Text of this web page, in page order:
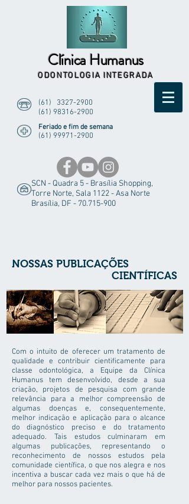
Clínica Humanus
ODONTOLOGIA INTEGRADA
SCN - Quadra 5 - Brasília Shopping,
Torre Norte, Sala 1122 - Asa Norte
Brasília, DF - 70.715-900
(61) 3327-2900
(61) 98316-2900
Feriado e fim de semana
(61) 99971-2900
Com o intuito de oferecer um tratamento de
qualidade e contribuir cientificamente para
classe odontológica, a Equipe da Clínica
Humanus tem desenvolvido, desde a sua
criação, projetos de pesquisa com grande
relevância para a melhor compreensão de
algumas doenças e, consequentemente,
melhor indicação e aplicação para o alcance
do diagnóstico preciso e do tratamento
adequado. Tais estudos culminaram em
algumas publicações, representando o
reconhecimento de nossos estudos pela
comunidade científica, o que nos alegra e nos
incentiva a buscar cada vez mais o que há de
melhor para nossos pacientes.
NOSSAS PUBLICAÇÕES
CIENTÍFICAS